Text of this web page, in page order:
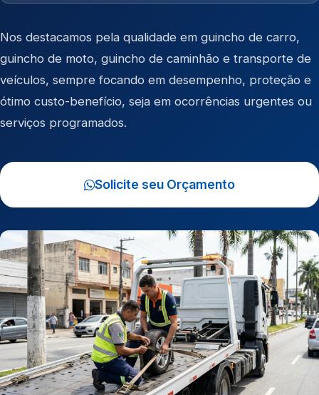
Nos destacamos pela qualidade em guincho de carro,
guincho de moto, guincho de caminhão e transporte de
veículos, sempre focando em desempenho, proteção e
ótimo custo-benefício, seja em ocorrências urgentes ou
serviços programados.
Solicite seu Orçamento